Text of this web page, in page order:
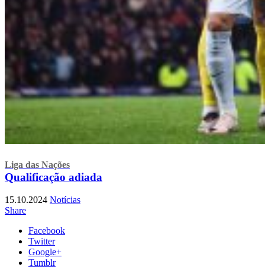
Liga das Nações
Qualificação adiada
15.10.2024 Notícias
Share
Facebook
Twitter
Google+
Tumblr